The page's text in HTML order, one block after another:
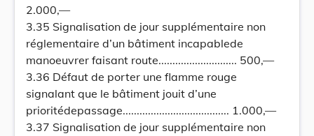
2.000,—
3.35 Signalisation de jour supplémentaire non
réglementaire d’un bâtiment incapablede
manoeuvrer faisant route............................ 500,—
3.36 Défaut de porter une flamme rouge
signalant que le bâtiment jouit d’une
prioritédepassage...................................... 1.000,—
3.37 Signalisation de jour supplémentaire non